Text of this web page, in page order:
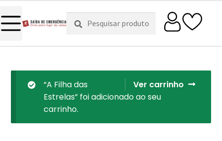
Pesquisar
por:
Pesquisa
Ver carrinho
“A Filha das
Estrelas” foi adicionado ao seu
carrinho.